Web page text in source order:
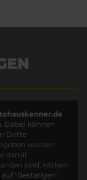
Dabei können
Dritte
werden.
damit
sind, klicken
"Bestätigen".